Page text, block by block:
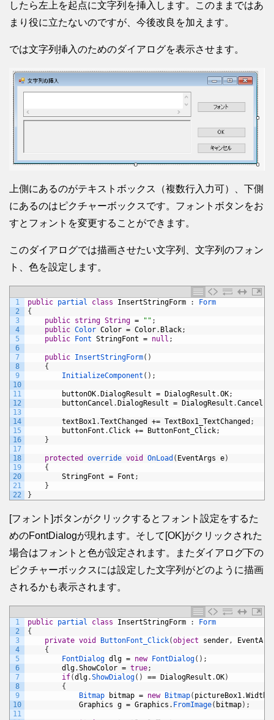
したら左上を起点に文字列を挿入します。このままではあ
まり役に立たないのですが、今後改良を加えます。
では文字列挿入のためのダイアログを表示させます。
上側にあるのがテキストボックス（複数行入力可）、下側
にあるのはピクチャーボックスです。フォントボタンをお
すとフォントを変更することができます。
このダイアログでは描画させたい文字列、文字列のフォン
ト、色を設定します。
1
2
3
4
5
6
7
8
9
10
11
12
13
14
15
16
17
18
19
20
21
22
public partial class InsertStringForm :
Form
{
public string String = "" ;
public Color Color = Color. Black;
public Font StringFont = null ;
public InsertStringForm( )
{
InitializeComponent ( ) ;
buttonOK.DialogResult = DialogResult .OK;
buttonCancel .DialogResult = DialogResult .Cancel
textBox1 .TextChanged += TextBox1_TextChanged ;
buttonFont .Click += ButtonFont_Click;
}
protected override void OnLoad ( EventArgs e)
{
StringFont = Font ;
}
}
[フォント]ボタンがクリックするとフォント設定をするた
めのFontDialogが現れます。そして[OK]がクリックされた
場合はフォントと色が設定されます。またダイアログ下の
ピクチャーボックスには設定した文字列がどのように描画
されるかも表示されます。
1
2
3
4
5
6
7
8
9
10
11
public partial class InsertStringForm :
Form
{
private void ButtonFont_Click(object sender ,
{
FontDialog dlg = new FontDialog( ) ;
dlg.ShowColor = true;
if(dlg.ShowDialog( ) == DialogResult .OK)
{
Bitmap
bitmap = new Bitmap( pictureBox1 .Width
Graphics g = Graphics . FromImage( bitmap) ;